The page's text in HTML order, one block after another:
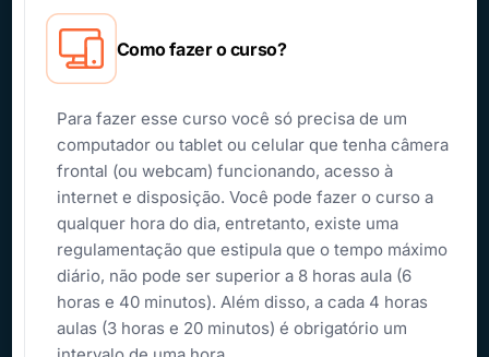
Como fazer o curso?
Para fazer esse curso você só precisa de um
computador ou tablet ou celular que tenha câmera
frontal (ou webcam) funcionando, acesso à
internet e disposição. Você pode fazer o curso a
qualquer hora do dia, entretanto, existe uma
regulamentação que estipula que o tempo máximo
diário, não pode ser superior a 8 horas aula (6
horas e 40 minutos). Além disso, a cada 4 horas
aulas (3 horas e 20 minutos) é obrigatório um